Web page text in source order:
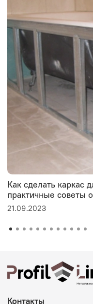
Как сделать каркас
практичные советы
21.09.2023
Контакты